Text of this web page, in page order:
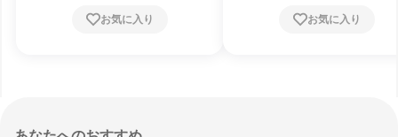
岡県、佐賀県、大分県
お気に入り
岡県、佐賀県、大分県
お気に入り